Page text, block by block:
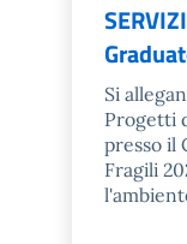
Si
Progetti
presso il
Fragili